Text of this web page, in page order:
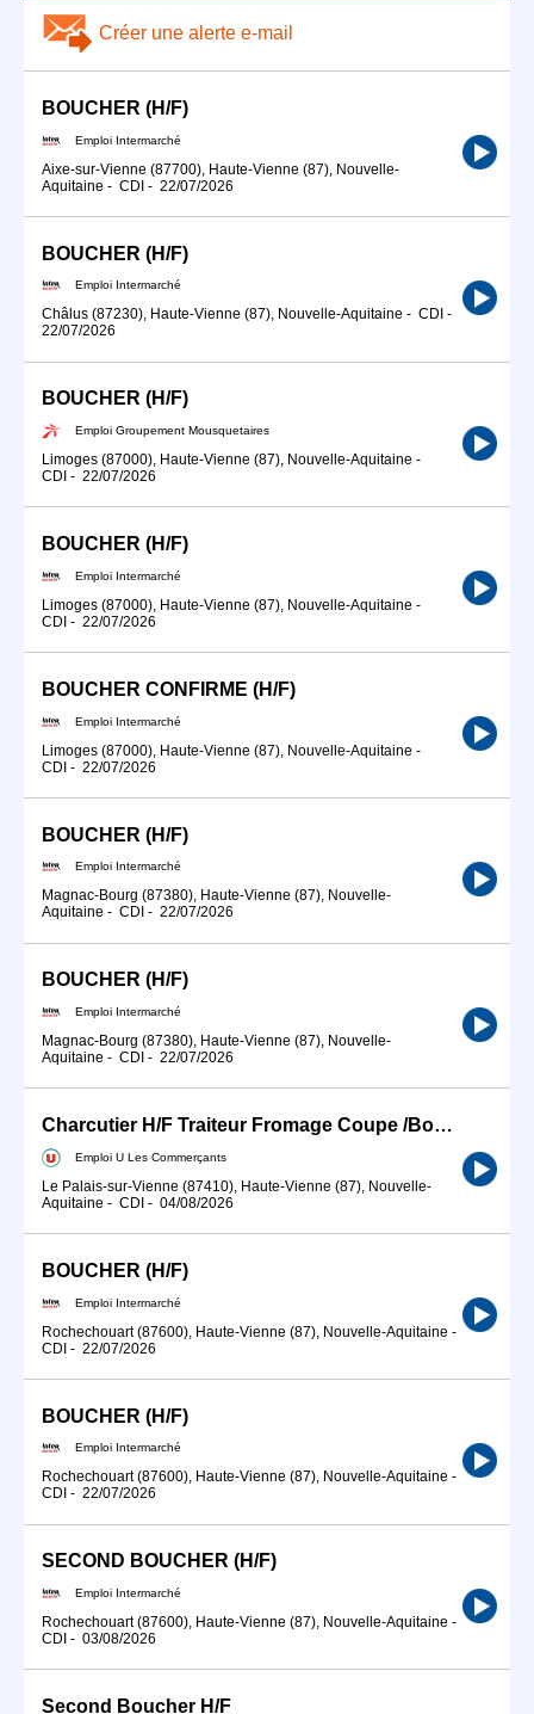
Créer une alerte e-mail
BOUCHER (H/F)
Emploi Intermarché
Aixe-sur-Vienne (87700), Haute-Vienne (87), Nouvelle-
Aquitaine - CDI - 22/07/2026
BOUCHER (H/F)
Emploi Intermarché
Châlus (87230), Haute-Vienne (87), Nouvelle-Aquitaine - CDI -
22/07/2026
BOUCHER (H/F)
Emploi Groupement Mousquetaires
Limoges (87000), Haute-Vienne (87), Nouvelle-Aquitaine -
CDI - 22/07/2026
BOUCHER (H/F)
Emploi Intermarché
Limoges (87000), Haute-Vienne (87), Nouvelle-Aquitaine -
CDI - 22/07/2026
BOUCHER CONFIRME (H/F)
Emploi Intermarché
Limoges (87000), Haute-Vienne (87), Nouvelle-Aquitaine -
CDI - 22/07/2026
BOUCHER (H/F)
Emploi Intermarché
Magnac-Bourg (87380), Haute-Vienne (87), Nouvelle-
Aquitaine - CDI - 22/07/2026
BOUCHER (H/F)
Emploi Intermarché
Magnac-Bourg (87380), Haute-Vienne (87), Nouvelle-
Aquitaine - CDI - 22/07/2026
Charcutier H/F Traiteur Fromage Coupe /Boucher(ère)
Emploi U Les Commerçants
Le Palais-sur-Vienne (87410), Haute-Vienne (87), Nouvelle-
Aquitaine - CDI - 04/08/2026
BOUCHER (H/F)
Emploi Intermarché
Rochechouart (87600), Haute-Vienne (87), Nouvelle-Aquitaine -
CDI - 22/07/2026
BOUCHER (H/F)
Emploi Intermarché
Rochechouart (87600), Haute-Vienne (87), Nouvelle-Aquitaine -
CDI - 22/07/2026
SECOND BOUCHER (H/F)
Emploi Intermarché
Rochechouart (87600), Haute-Vienne (87), Nouvelle-Aquitaine -
CDI - 03/08/2026
Second Boucher H/F